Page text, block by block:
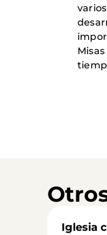
Iglesia